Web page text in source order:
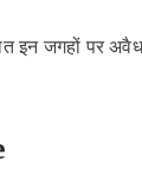
इन जगहों पर